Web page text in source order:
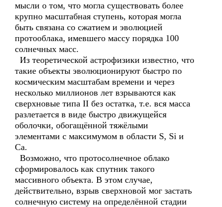
мысли о том, что могла существовать более
крупно масштабная ступень, которая могла
быть связана со сжатием и эволюцией
протооблака, имевшего массу порядка 100
солнечных масс.
Из теоретической астрофизики известно, что
такие объекты эволюционируют быстро по
космическим масштабам времени и через
несколько миллионов лет взрываются как
сверхновые типа II без остатка, т.е. вся масса
разлетается в виде быстро движущейся
оболочки, обогащённой тяжёлыми
элементами с максимумом в области S, Si и
Ca.
Возможно, что протосолнечное облако
сформировалось как спутник такого
массивного объекта. В этом случае,
действительно, взрыв сверхновой мог застать
солнечную систему на определённой стадии